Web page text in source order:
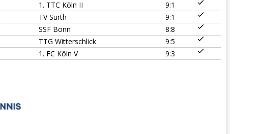
1. TTC Köln II
9:1
TV Sürth
9:1
SSF Bonn
8:8
TTG Witterschlick
9:5
1. FC Köln V 9:3